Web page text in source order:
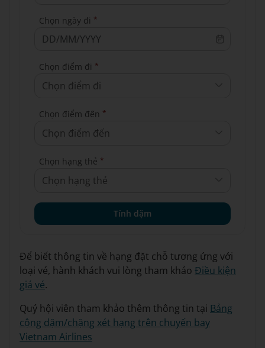
Chọn ngày đi *
Chọn điểm đi *
Chọn điểm đi
Chọn điểm đến *
Chọn điểm đến
Chọn hạng thẻ *
Chọn hạng thẻ
Tính dặm
Để biết thông tin về hạng đặt chỗ tương ứng với
loại vé, hành khách vui lòng tham khảo Điều kiện
giá vé.
Quý hội viên tham khảo thêm thông tin tại Bảng
cộng dặm/chặng xét hạng trên chuyến bay
Vietnam Airlines